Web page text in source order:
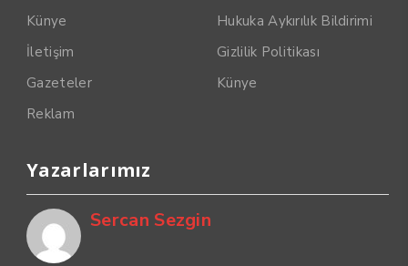
Künye
İletişim
Gazeteler
Reklam
Hukuka Aykırılık Bildirimi
Gizlilik Politikası
Künye
Yazarlarımız
Sercan Sezgin